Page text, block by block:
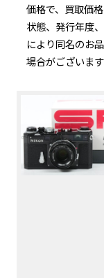
価格で、買取価
状態、発行年度
により同名のお
場合がございま